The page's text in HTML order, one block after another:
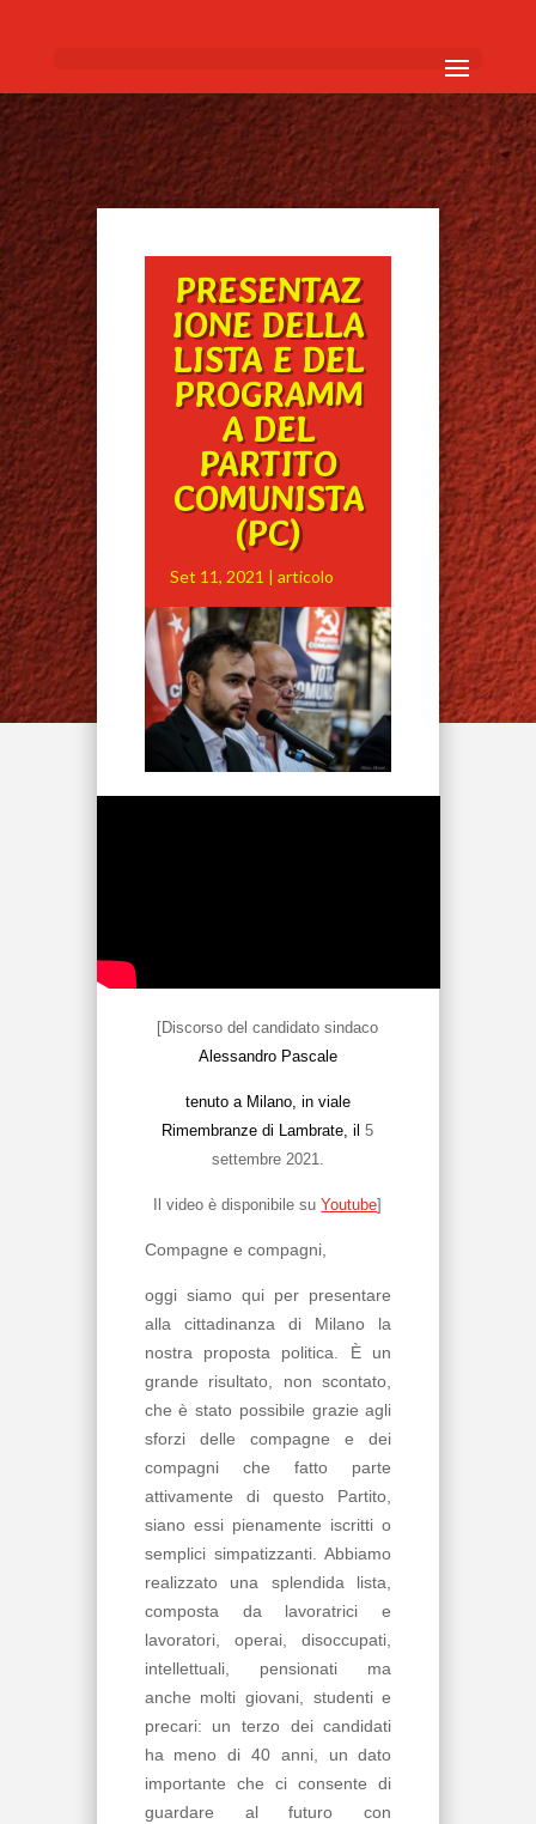
PRESENTAZ
IONE DELLA
LISTA E DEL
PROGRAMM
A DEL
PARTITO
COMUNISTA
(PC)
Set 11, 2021 | articolo
[Discorso del candidato sindaco
Alessandro Pascale
tenuto a Milano, in viale
Rimembranze di Lambrate, il5
settembre 2021.
Il video è disponibile suYoutube]
Compagne e compagni,
oggi siamo qui per presentare
alla cittadinanza di Milano la
nostra proposta politica. È un
grande risultato, non scontato,
che è stato possibile grazie agli
sforzi delle compagne e dei
compagni che fatto parte
attivamente di questo Partito,
siano essi pienamente iscritti o
semplici simpatizzanti. Abbiamo
realizzato una splendida lista,
composta da lavoratrici e
lavoratori, operai, disoccupati,
intellettuali, pensionati ma
anche molti giovani, studenti e
precari: un terzo dei candidati
ha meno di 40 anni, un dato
importante che ci consente di
guardare al futuro con